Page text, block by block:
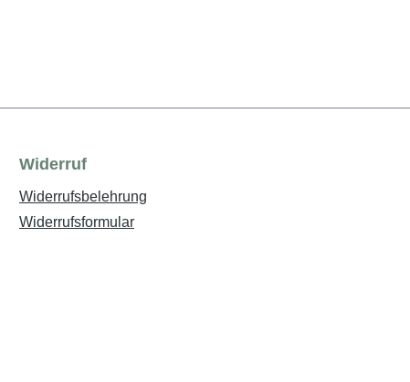
Widerruf
Widerrufsbelehrung
Widerrufsformular